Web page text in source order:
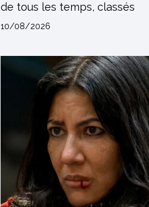
de tous les temps, classés
10/08/2026